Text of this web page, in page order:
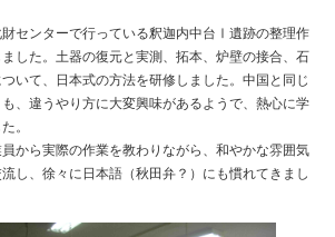
センターで行っている釈迦内中台Ⅰ遺跡の整理作
した。土器の復元と実測、拓本、炉壁の接合、石
いて、日本式の方法を研修しました。中国と同じ
も、違うやり方に大変興味があるようで、熱心に学
。
から実際の作業を教わりながら、和やかな雰囲気
し、徐々に日本語（秋田弁？）にも慣れてきまし